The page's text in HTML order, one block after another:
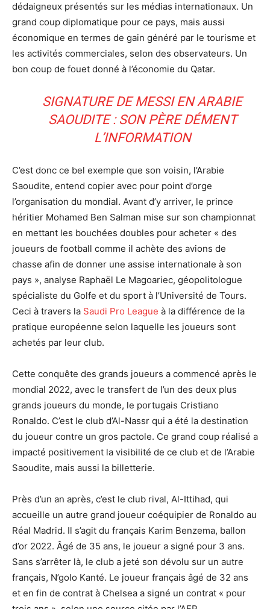
dédaigneux présentés sur les médias internationaux. Un
grand coup diplomatique pour ce pays, mais aussi
économique en termes de gain généré par le tourisme et
les activités commerciales, selon des observateurs. Un
bon coup de fouet donné à l’économie du Qatar.
SIGNATURE DE MESSI EN ARABIE
SAOUDITE : SON PÈRE DÉMENT
L’INFORMATION
C’est donc ce bel exemple que son voisin, l’Arabie
Saoudite, entend copier avec pour point d’orge
l’organisation du mondial. Avant d’y arriver, le prince
héritier Mohamed Ben Salman mise sur son championnat
en mettant les bouchées doubles pour acheter « des
joueurs de football comme il achète des avions de
chasse afin de donner une assise internationale à son
pays », analyse Raphaël Le Magoariec, géopolitologue
spécialiste du Golfe et du sport à l’Université de Tours.
Ceci à travers la Saudi Pro League à la différence de la
pratique européenne selon laquelle les joueurs sont
achetés par leur club.
Cette conquête des grands joueurs a commencé après le
mondial 2022, avec le transfert de l’un des deux plus
grands joueurs du monde, le portugais Cristiano
Ronaldo. C’est le club d’Al-Nassr qui a été la destination
du joueur contre un gros pactole. Ce grand coup réalisé a
impacté positivement la visibilité de ce club et de l’Arabie
Saoudite, mais aussi la billetterie.
Près d’un an après, c’est le club rival, Al-Ittihad, qui
accueille un autre grand joueur coéquipier de Ronaldo au
Réal Madrid. Il s’agit du français Karim Benzema, ballon
d’or 2022. Âgé de 35 ans, le joueur a signé pour 3 ans.
Sans s’arrêter là, le club a jeté son dévolu sur un autre
français, N’golo Kanté. Le joueur français âgé de 32 ans
et en fin de contrat à Chelsea a signé un contrat « pour